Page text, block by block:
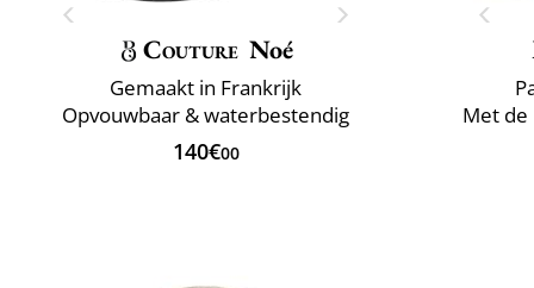
Couture Noé
Gemaakt in Frankrijk
Opvouwbaar & waterbestendig
140€00
Met de